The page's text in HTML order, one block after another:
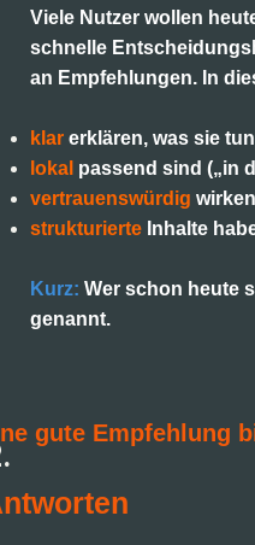
Viele Nutzer wollen
schnelle
an Empfehlungen. In
klar erklären, was sie tun
lokal passend sind („in
vertrauenswürdig
strukturierte Inhalte
Kurz: Wer schon heute
genannt.
gute Empfehlung